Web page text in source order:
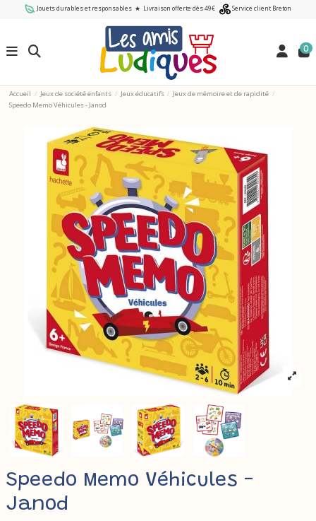
Jouets durables et responsables ★ Livraison offerte dès 49€ Service client Breton
0
Accueil Jeux de société enfants Jeux éducatifs
Jeux de mémoire et de rapidité
Speedo Memo Véhicules - Janod
Speedo Memo Véhicules -
Janod